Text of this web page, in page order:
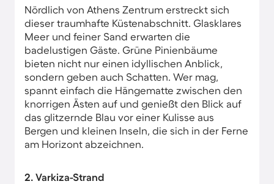
Nördlich von Athens Zentrum erstreckt sich
dieser traumhafte Küstenabschnitt. Glasklares
Meer und feiner Sand erwarten die
badelustigen Gäste. Grüne Pinienbäume
bieten nicht nur einen idyllischen Anblick,
sondern geben auch Schatten. Wer mag,
spannt einfach die Hängematte zwischen den
knorrigen Ästen auf und genießt den Blick auf
das glitzernde Blau vor einer Kulisse aus
Bergen und kleinen Inseln, die sich in der Ferne
am Horizont abzeichnen.
2. Varkiza-Strand